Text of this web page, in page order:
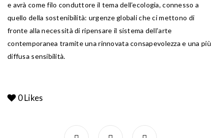
e avrà come filo conduttore il tema dell’ecologia, connesso a
quello della sostenibilità: urgenze globali che ci mettono di
fronte alla necessità di ripensare il sistema dell’arte
contemporanea tramite una rinnovata consapevolezza e una più
diffusa sensibilità.
0Likes